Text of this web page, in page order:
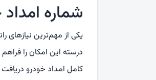
شماره
یکی از مهم‌ترین نیازهای
درسته این امکان را
کامل امداد خودرو دریافت